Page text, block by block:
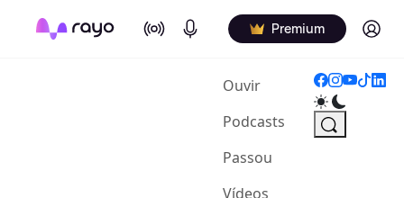
On Air Podcasts Premium Log in
Ouvir(current)
Podcasts
Passou
Vídeos